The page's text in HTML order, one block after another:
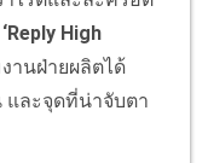
‘Reply High
านฝ่ายผลิตได้
และจุดที่น่าจับตา